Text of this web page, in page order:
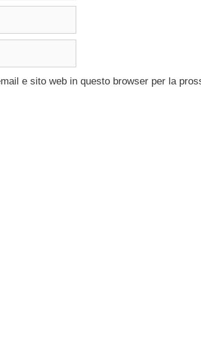
e sito web in questo browser per la